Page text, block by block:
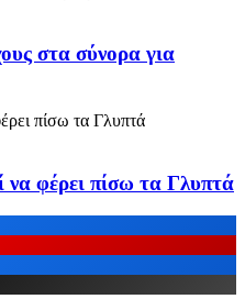
στα σύνορα για
φέρει πίσω τα Γλυπτά